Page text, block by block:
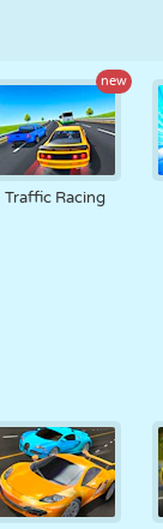
new
Traffic Racing